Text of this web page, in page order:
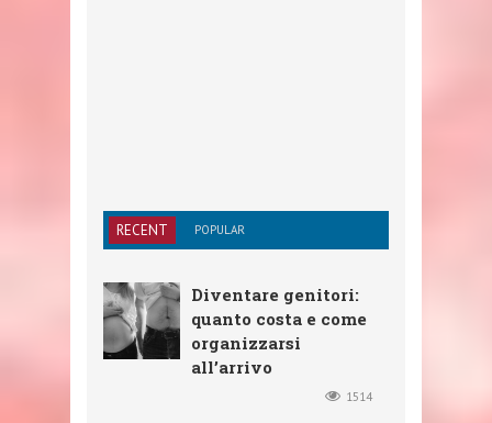
RECENT POPULAR
Diventare genitori:
quanto costa e come
organizzarsi
all’arrivo
1514